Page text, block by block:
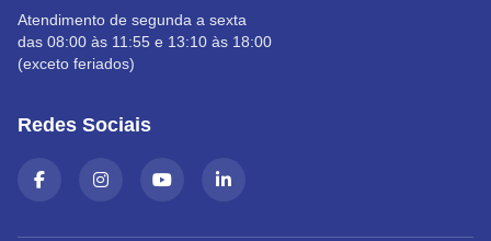
Atendimento de segunda a sexta
das 08:00 às 11:55 e 13:10 às 18:00
(exceto feriados)
Redes Sociais